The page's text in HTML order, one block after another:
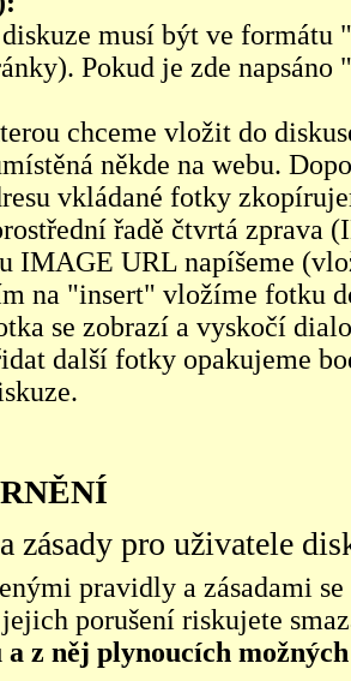
diskuze musí být ve
Pokud je zde
chceme vložit do
někde na webu.
vkládané fotky
řadě čtvrtá zprava
IMAGE URL napíšeme
na "insert" vložíme fotku
se zobrazí a vyskočí
další fotky opakujeme
zásady pro uživatele
pravidly a zásadami
porušení riskujete
z něj plynoucích